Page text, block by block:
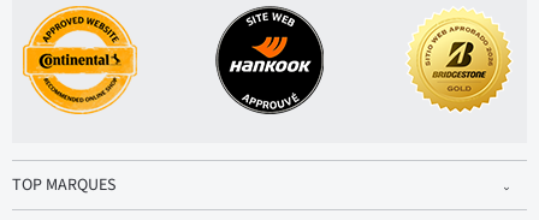
TOP MARQUES